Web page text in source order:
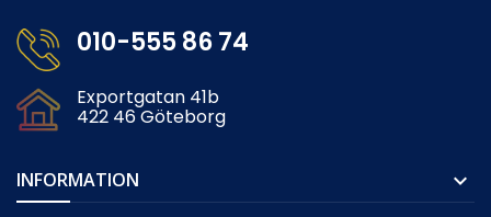
010-555 86 74
Exportgatan 41b
422 46 Göteborg
INFORMATION 